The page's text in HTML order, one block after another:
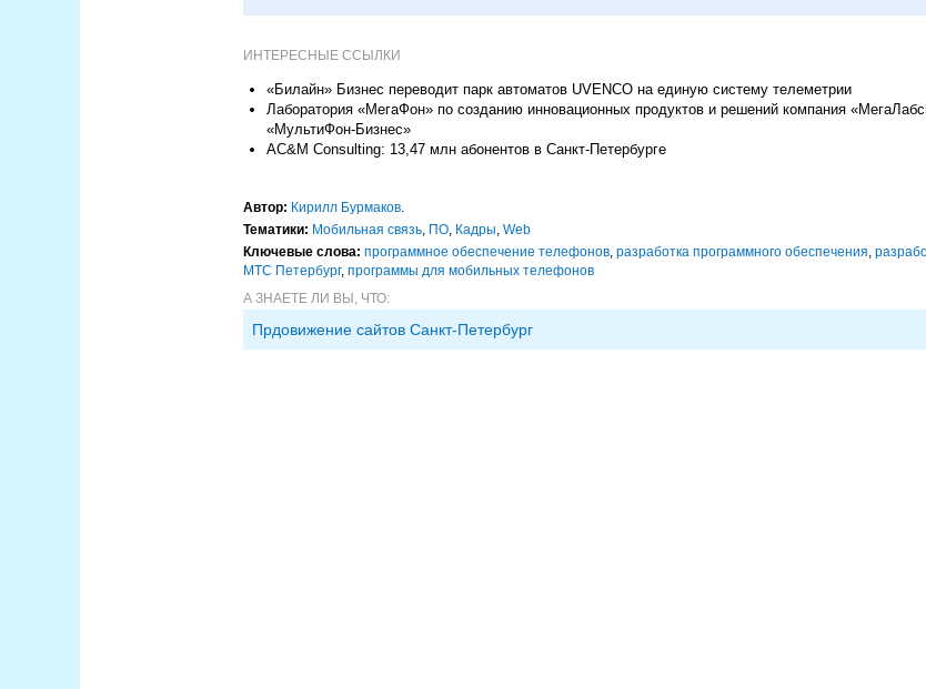
ИНТЕРЕСНЫЕ ССЫЛКИ
«Билайн» Бизнес переводит парк автоматов UVENCO на единую систему телеметрии
Лаборатория «МегаФон» по созданию инновационных продуктов и решений компания
«МультиФон-Бизнес»
AC&M Consulting: 13,47 млн абонентов в Санкт-Петербурге
Автор: Кирилл Бурмаков.
Тематики: Мобильная связь, ПО, Кадры, Web
Ключевые слова: программное обеспечение телефонов, разработка программного обеспечения,
МТС Петербург, программы для мобильных телефонов
А ЗНАЕТЕ ЛИ ВЫ, ЧТО:
Прдовижение сайтов Санкт-Петербург